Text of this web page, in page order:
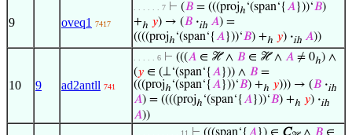
9 oveq1 7417
. . . . . . 7 ⊢ (𝐵 = (((projℎ ‘(span‘{𝐴}))‘𝐵)
+ℎ 𝑦) → (𝐵 ·ih 𝐴) =
((((projℎ ‘(span‘{𝐴}))‘𝐵) +ℎ 𝑦) ·ih 𝐴))
10 9 ad2antll 741
. . . . . 6 ⊢ (((𝐴 ∈ ℋ ∧ 𝐵 ∈ ℋ ∧ 𝐴 ≠ 0ℎ) ∧
(𝑦 ∈ (⊥‘(span‘{𝐴})) ∧ 𝐵 =
(((projℎ ‘(span‘{𝐴}))‘𝐵) +ℎ 𝑦))) → (𝐵 ·ih
𝐴) = ((((projℎ ‘(span‘{𝐴}))‘𝐵) +ℎ 𝑦) ·ih
𝐴))
. . . . . . . . . . 11